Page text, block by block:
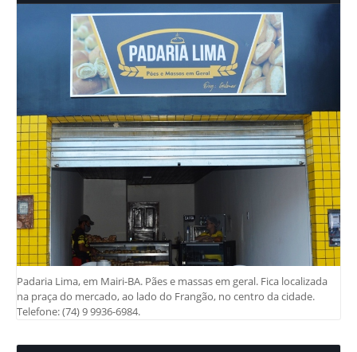
Padaria Lima, em Mairi-BA. Pães e massas em geral. Fica localizada
na praça do mercado, ao lado do Frangão, no centro da cidade.
Telefone: (74) 9 9936-6984.